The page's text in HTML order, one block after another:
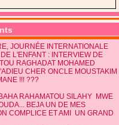
JOURNÉE INTERNATIONALE
L'ENFANT : INTERVIEW DE
RAGHADAT MOHAMED
CHER ONCLE MOUSTAKIM
!!! ???
RAHAMATOU SILAHY MWE
BEJA UN DE MES
COMPLICE ET AMI UN GRAND